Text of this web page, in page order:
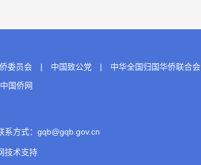
委员会 | 中国致公党 | 中华全国归国华侨联合会
中国侨网
方式：gqb@gqb.gov.cn
技术支持